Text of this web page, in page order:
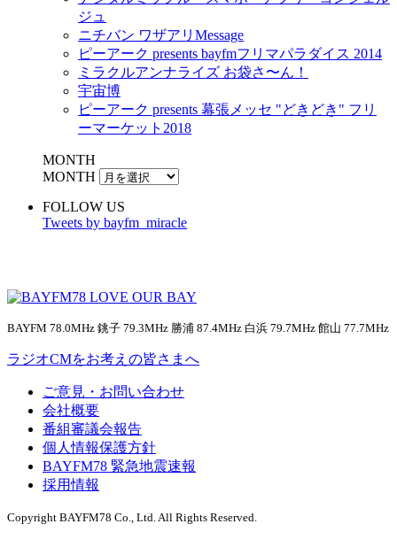
ジュ
ニチバン ワザアリMessage
ピーアーク presents bayfmフリマパラダイス 2014
ミラクルアンナライズ お袋さ〜ん！
宇宙博
ピーアーク presents 幕張メッセ "どきどき" フリ
ーマーケット2018
MONTH
MONTH
FOLLOW US
Tweets by bayfm_miracle
BAYFM 78.0MHz 銚子 79.3MHz 勝浦 87.4MHz 白浜 79.7MHz 館山 77.7MHz
ラジオCMをお考えの皆さまへ
ご意見・お問い合わせ
会社概要
番組審議会報告
個人情報保護方針
BAYFM78 緊急地震速報
採用情報
Copyright BAYFM78 Co., Ltd. All Rights Reserved.